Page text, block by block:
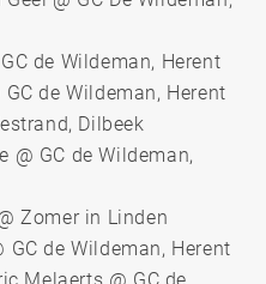
de Wildeman, Herent
de Wildeman, Herent
Dilbeek
@ GC de Wildeman,
Zomer in Linden
de Wildeman, Herent